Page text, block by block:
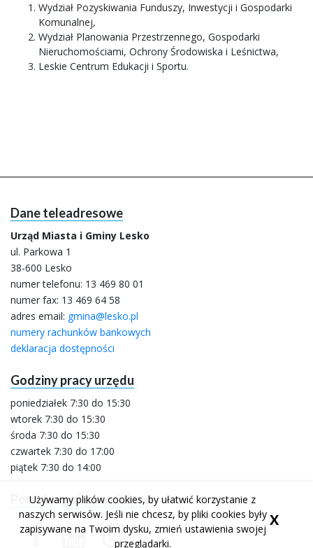
Wydział Pozyskiwania Funduszy, Inwestycji i Gospodarki
Komunalnej,
Wydział Planowania Przestrzennego, Gospodarki
Nieruchomościami, Ochrony Środowiska i Leśnictwa,
Leskie Centrum Edukacji i Sportu.
Dane teleadresowe
Urząd Miasta i Gminy Lesko
ul. Parkowa 1
38-600 Lesko
numer telefonu: 13 469 80 01
numer fax: 13 469 64 58
adres email: gmina@lesko.pl
numery rachunków bankowych
deklaracja dostępności
Godziny pracy urzędu
poniedziałek 7:30 do 15:30
wtorek 7:30 do 15:30
środa 7:30 do 15:30
czwartek 7:30 do 17:00
piątek 7:30 do 14:00
Portale społecznościowe
facebook profil urzędu miasta
youtube kanał urzędu miasta
facebookprofil urzędu miasta
Używamy plików cookies, by ułatwić korzystanie z
naszych serwisów. Jeśli nie chcesz, by pliki cookies były
zapisywane na Twoim dysku, zmień ustawienia swojej
przeglądarki.
X